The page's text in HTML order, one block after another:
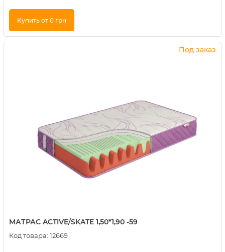
Купить от 0 грн
Купить в 1 клик
Под заказ
МАТРАС ACTIVE/SKATE 1,50*1,90 -59
Код товара: 12669